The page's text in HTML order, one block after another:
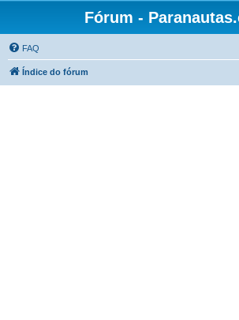
Fórum -
FAQ
Índice do fórum